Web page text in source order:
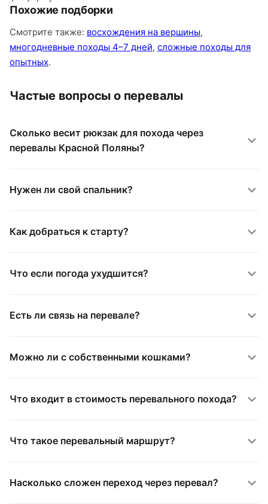
Похожие подборки
Смотрите также: восхождения на вершины,
многодневные походы 4–7 дней, сложные походы для
опытных.
Частые вопросы о перевалы
Сколько весит рюкзак для похода через
перевалы Красной Поляны?
Нужен ли свой спальник?
Как добраться к старту?
Что если погода ухудшится?
Есть ли связь на перевале?
Можно ли с собственными кошками?
Что входит в стоимость перевального похода?
Что такое перевальный маршрут?
Насколько сложен переход через перевал?